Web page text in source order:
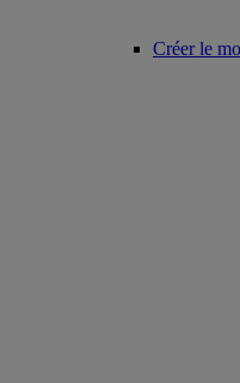
Créer le